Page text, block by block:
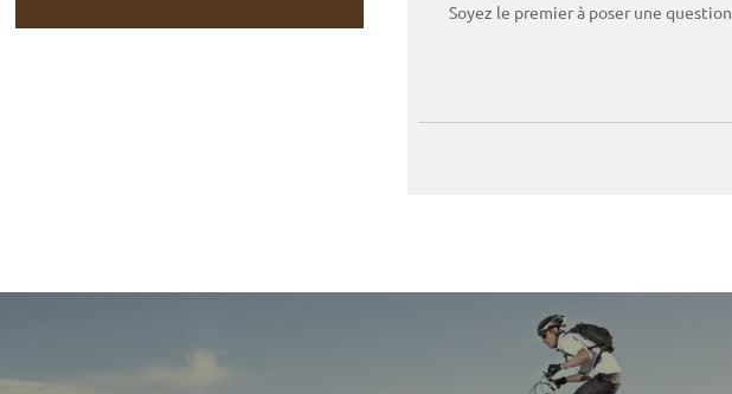
Soyez le premier à poser une question